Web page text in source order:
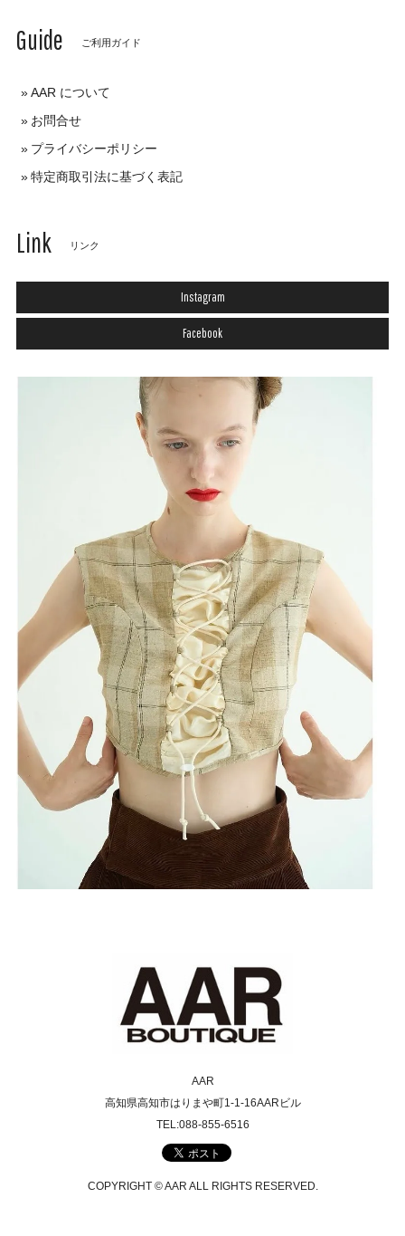
Guide ご利用ガイド
AAR について
お問合せ
プライバシーポリシー
特定商取引法に基づく表記
Link リンク
Instagram
Facebook
AAR
高知県高知市はりまや町1-1-16AARビル
TEL:088-855-6516
COPYRIGHT © AAR ALL RIGHTS RESERVED.